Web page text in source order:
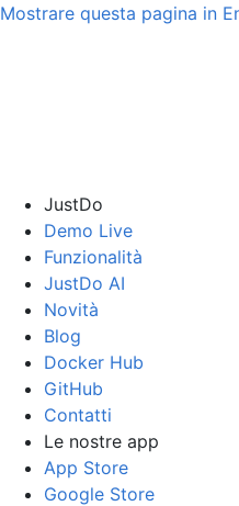
Mostrare questa pagina in
JustDo
Demo Live
Funzionalità
JustDo AI
Novità
Blog
Docker Hub
GitHub
Contatti
Le nostre app
App Store
Google Store